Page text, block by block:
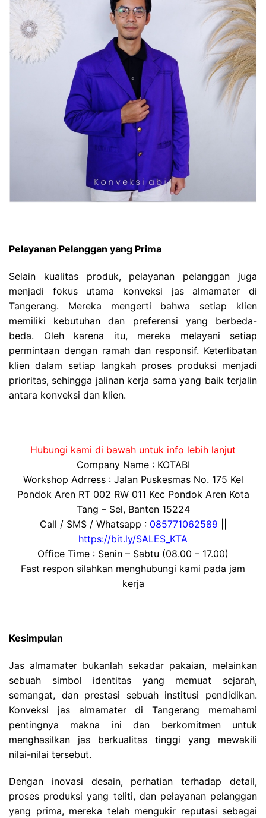
Pelayanan Pelanggan yang Prima
Selain kualitas produk, pelayanan pelanggan juga
menjadi fokus utama konveksi jas almamater di
Tangerang. Mereka mengerti bahwa setiap klien
memiliki kebutuhan dan preferensi yang berbeda-
beda. Oleh karena itu, mereka melayani setiap
permintaan dengan ramah dan responsif. Keterlibatan
klien dalam setiap langkah proses produksi menjadi
prioritas, sehingga jalinan kerja sama yang baik terjalin
antara konveksi dan klien.
Hubungi kami di bawah untuk info lebih lanjut
Company Name : KOTABI
Workshop Adrress : Jalan Puskesmas No. 175 Kel
Pondok Aren RT 002 RW 011 Kec Pondok Aren Kota
Tang – Sel, Banten 15224
Call / SMS / Whatsapp : 085771062589
https://bit.ly/SALES_KTA
Office Time : Senin – Sabtu (08.00 – 17.00)
Fast respon silahkan menghubungi kami pada jam
kerja
Kesimpulan
Jas almamater bukanlah sekadar pakaian, melainkan
sebuah simbol identitas yang memuat sejarah,
semangat, dan prestasi sebuah institusi pendidikan.
Konveksi jas almamater di Tangerang memahami
pentingnya makna ini dan berkomitmen untuk
menghasilkan jas berkualitas tinggi yang mewakili
nilai-nilai tersebut.
Dengan inovasi desain, perhatian terhadap detail,
proses produksi yang teliti, dan pelayanan pelanggan
yang prima, mereka telah mengukir reputasi sebagai